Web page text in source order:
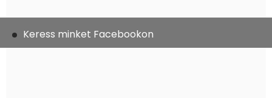
Keress minket Facebookon